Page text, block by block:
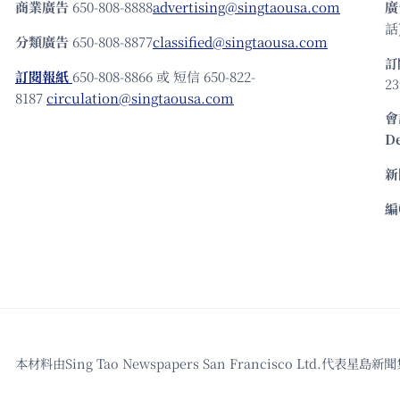
商業廣告 650-808-8888advertising@singtaousa.com
分類廣告 650-808-8877classified@singtaousa.com
訂閱報紙 650-808-8866 或 短信 650-822-
8187circulation@singtaousa.com
本材料由Sing Tao Newspapers San Francisco Ltd.代表星島新聞